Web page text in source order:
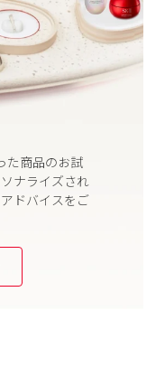
た商品のお試
ナライズされ
ドバイスをご